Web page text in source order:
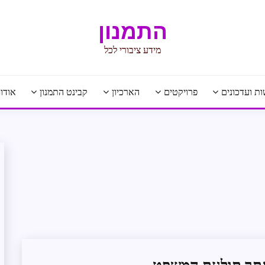
התמנון
מידע ציבורי לכל
ועדכונים פרויקטים הארכיון קבינט התמנון
זרועות